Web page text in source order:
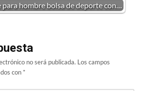
para hombre bolsa de deporte con…
no será publicada. Los campos
con *